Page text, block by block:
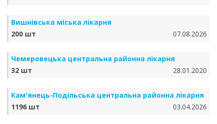
Вишнівська міська лікарня
200 шт
07.08.2026
Чемеровецька центральна районна лікарня
32 шт
28.01.2020
Кам'янець-Подільська центральна районна лікарня
1196 шт
03.04.2026